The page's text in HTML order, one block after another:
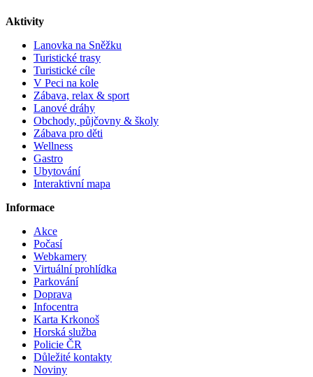
Aktivity
Lanovka na Sněžku
Turistické trasy
Turistické cíle
V Peci na kole
Zábava, relax & sport
Lanové dráhy
Obchody, půjčovny & školy
Zábava pro děti
Wellness
Gastro
Ubytování
Interaktivní mapa
Informace
Akce
Počasí
Webkamery
Virtuální prohlídka
Parkování
Doprava
Infocentra
Karta Krkonoš
Horská služba
Policie ČR
Důležité kontakty
Noviny